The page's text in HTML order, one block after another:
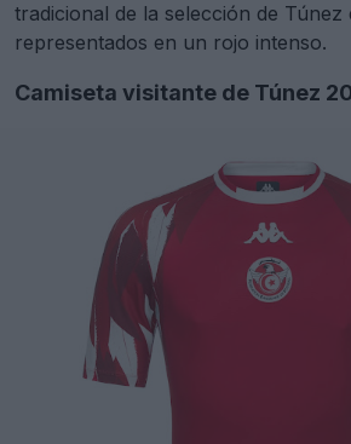
tradicional de la selección de Túnez
representados en un rojo intenso.
Camiseta visitante de Túnez